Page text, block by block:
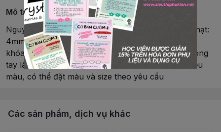
Mô tả chi tiết
Nguyên phụ liệu: pha lê Swarovski® và cườmSize hạt:
4mmChiều dài: 15 – 16cmLoại hàng: vòng tay, có
khóaKim loại: khóa và tăng dây Rhodium từ NhậtVòng
tay làm thủ công bởi Shop CrystalMàu sắc: có nhiều
màu, có thể đặt màu và size theo yêu cầu
Các sản phẩm, dịch vụ khác